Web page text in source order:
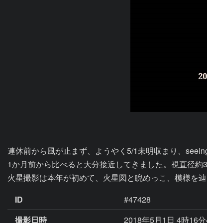
連休前から風が止まず、ようやく5/1未明収まり、
1か月前から比べると大分接近してきました。視直径約
火星撮影は本年が初めて、火星図と睨めっこ、模様を
ID
#47428
撮影日時
2018年5月1日 4時16